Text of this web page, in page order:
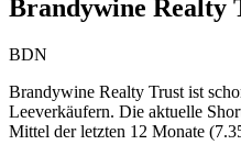
Brandywine Realty
BDN
Brandywine Realty Trust ist
Leeverkäufern. Die aktuelle
Mittel der letzten 12 Monate